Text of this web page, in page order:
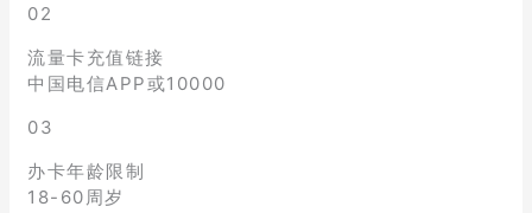
02
流量卡充值链接
中国电信APP或10000
03
办卡年龄限制
18-60周岁